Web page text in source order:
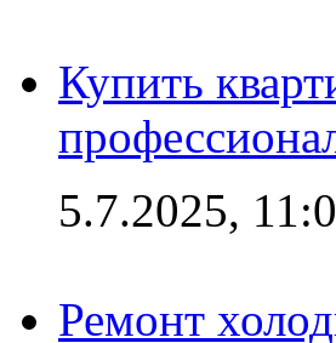
Купить
5.7.2025,
Ремонт